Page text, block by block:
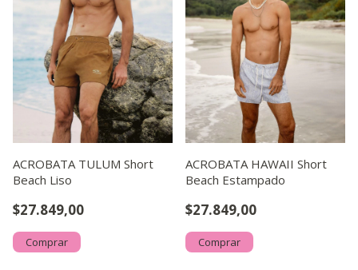
ACROBATA TULUM Short
Beach Liso
$27.849,00
Comprar
ACROBATA HAWAII Short
Beach Estampado
$27.849,00
Comprar